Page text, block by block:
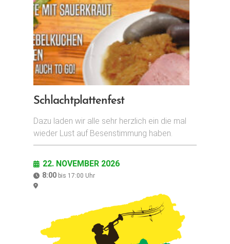
Schlachtplattenfest
Dazu laden wir alle sehr herzlich ein die mal
wieder Lust auf Besenstimmung haben.
22. NOVEMBER 2026
8:00 bis 17:00 Uhr